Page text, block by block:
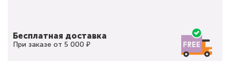
Бесплатная доставка
При заказе от 5 000 ₽